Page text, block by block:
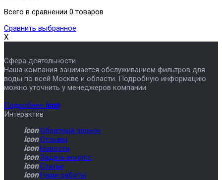
Всего в сравнении 0 товаров
Сравнить выбранное
X
Сфера деятельности
Наша компания занимается обслуживанием фильтров для
воды по всей Москве и области. Подробную информацию
можно уточнить у менеджеров компании
Подробнее icon
Интерактив
icon Обратный звонок
icon Отзывы
icon Новости
icon Задать вопрос
icon Статьи
icon Наши работы